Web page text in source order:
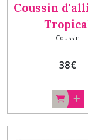
Coussin
Coussin
38€